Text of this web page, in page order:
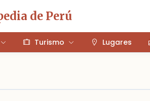
de Perú
Turismo Lugares